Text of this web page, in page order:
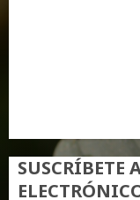
SUSCRÍBETE